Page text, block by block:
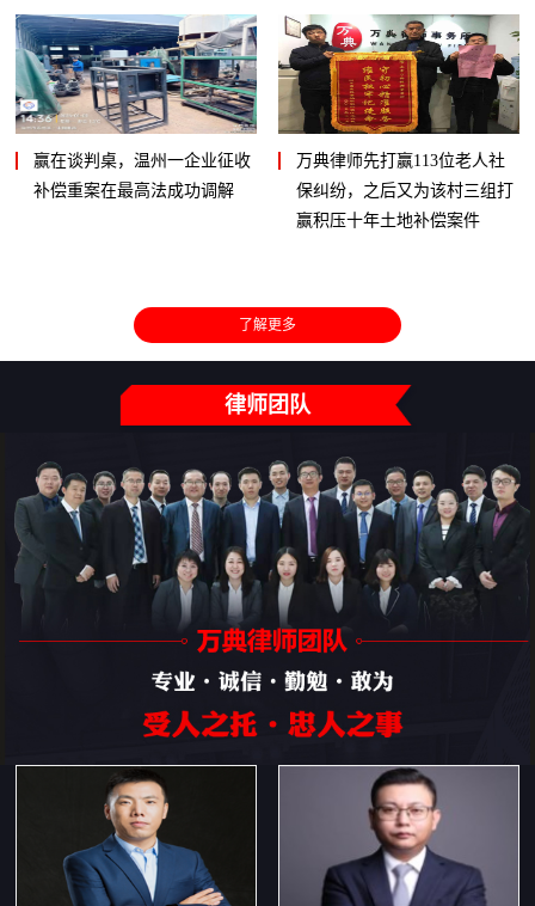
赢在谈判桌，温州一企业征收
补偿重案在最高法成功调解
万典律师先打赢113位老人社
保纠纷，之后又为该村三组打
赢积压十年土地补偿案件
了解更多
律师团队